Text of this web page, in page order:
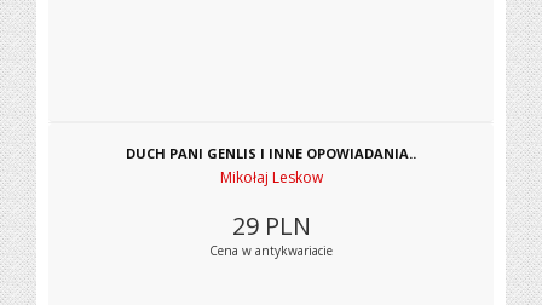
DUCH PANI GENLIS I INNE OPOWIADANIA..
Mikołaj Leskow
29 PLN
Cena w antykwariacie